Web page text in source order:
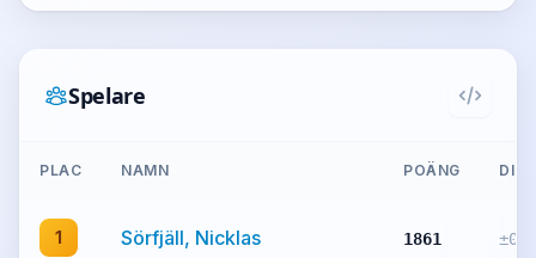
Spelare
PLAC NAMN POÄNG DIFF
1 Sörfjäll, Nicklas 1861 ±0